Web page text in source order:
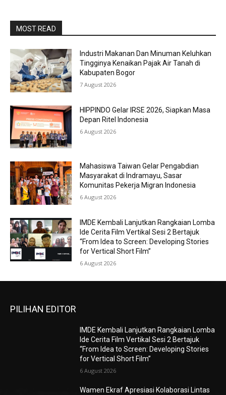
MOST READ
Industri Makanan Dan Minuman Keluhkan
Tingginya Kenaikan Pajak Air Tanah di
Kabupaten Bogor
7 August 2026
HIPPINDO Gelar IRSE 2026, Siapkan Masa
Depan Ritel Indonesia
6 August 2026
Mahasiswa Taiwan Gelar Pengabdian
Masyarakat di Indramayu, Sasar
Komunitas Pekerja Migran Indonesia
6 August 2026
IMDE Kembali Lanjutkan Rangkaian Lomba
Ide Cerita Film Vertikal Sesi 2 Bertajuk
“From Idea to Screen: Developing Stories
for Vertical Short Film”
6 August 2026
PILIHAN EDITOR
IMDE Kembali Lanjutkan Rangkaian Lomba
Ide Cerita Film Vertikal Sesi 2 Bertajuk
“From Idea to Screen: Developing Stories
for Vertical Short Film”
6 August 2026
Wamen Ekraf Apresiasi Kolaborasi Lintas